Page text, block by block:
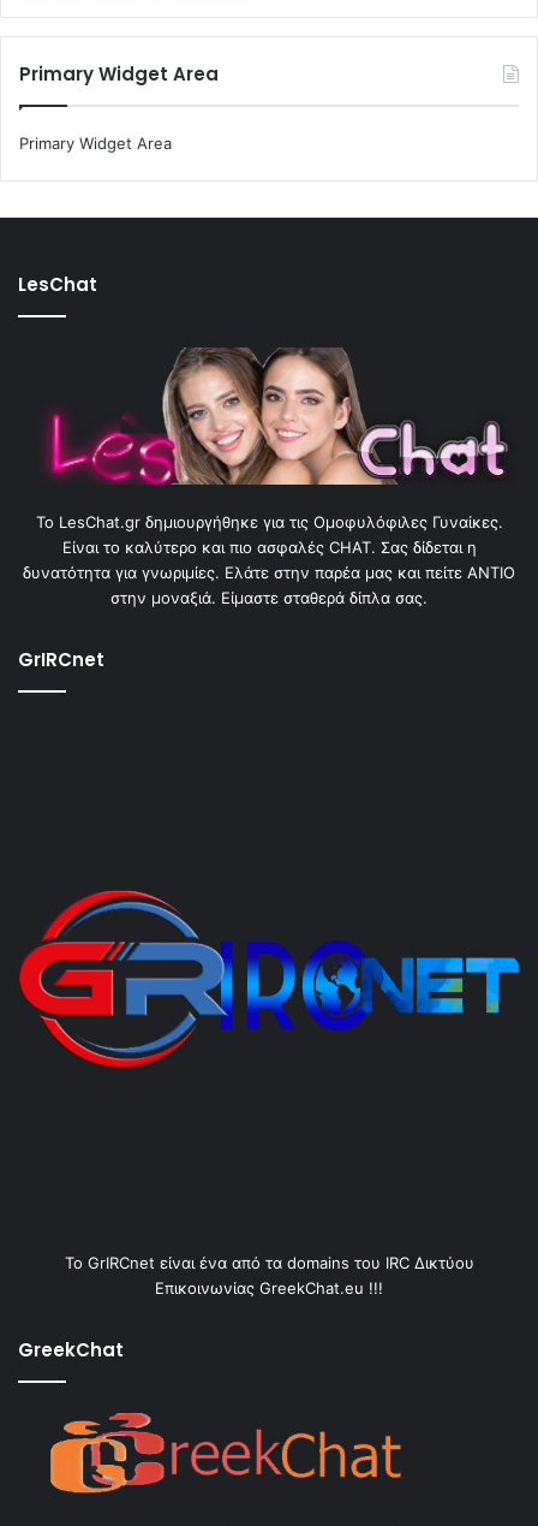
Primary Widget Area
Primary Widget Area
LesChat
To LesChat.gr δημιουργήθηκε για τις Ομοφυλόφιλες Γυναίκες.
Είναι το καλύτερο και πιο ασφαλές CHAT. Σας δίδεται η
δυνατότητα για γνωριμίες. Ελάτε στην παρέα μας και πείτε ΑΝΤΙΟ
στην μοναξιά. Είμαστε σταθερά δίπλα σας.
GrIRCnet
Το GrIRCnet είναι ένα από τα domains του IRC Δικτύου
Επικοινωνίας GreekChat.eu !!!
GreekChat